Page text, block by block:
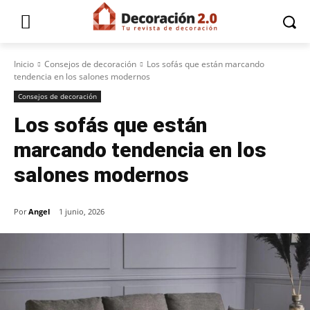
Inicio Consejos de decoración
Los sofás que están marcando
tendencia en los salones modernos
Consejos de decoración
Los sofás que están
marcando tendencia en los
salones modernos
Por Angel 1 junio, 2026